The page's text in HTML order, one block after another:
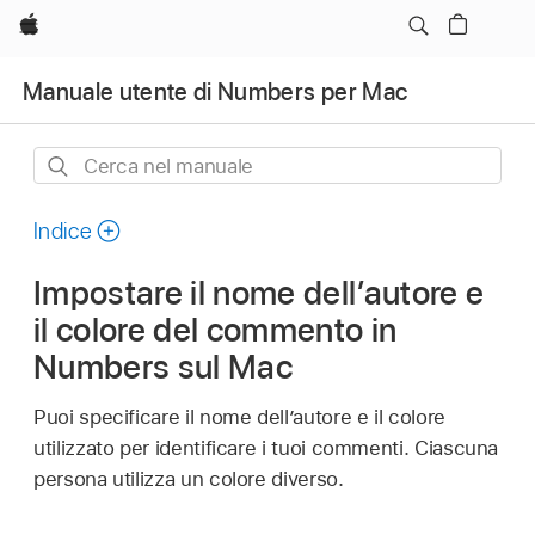
Apple
Manuale utente di Numbers per Mac
Cerca
manuale
Indice
Impostare il nome dell’autore e
il colore del commento in
Numbers sul Mac
Puoi specificare il nome dell’autore e il colore
utilizzato per identificare i tuoi commenti. Ciascuna
persona utilizza un colore diverso.